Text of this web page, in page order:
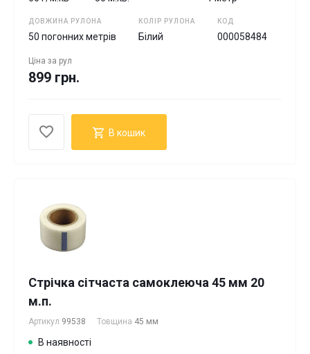
ДОВЖИНА РУЛОНА
50 погонних метрів
КОЛІР РУЛОНА
Білий
КОД
000058484
Ціна за рул
899 грн.
В кошик
Стрічка сітчаста самоклеюча 45 мм 20
м.п.
Артикул 99538 Товщина 45 мм
В наявності